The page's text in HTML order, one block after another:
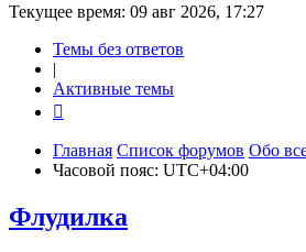
Текущее время: 09 авг 2026, 17:27
Темы без ответов
|
Активные темы
Главная Список форумов Обо
Часовой пояс: UTC+04:00
Флудилка